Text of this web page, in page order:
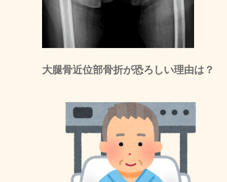
大腿骨近位部骨折が恐ろしい理由は？